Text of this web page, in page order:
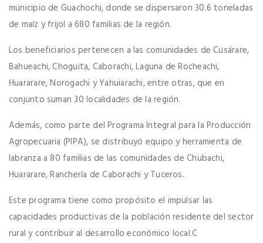
municipio de Guachochi, donde se dispersaron 30.6 toneladas
de maíz y frijol a 680 familias de la región.
Los beneficiarios pertenecen a las comunidades de Cusárare,
Bahueachi, Choguita, Caborachi, Laguna de Rocheachi,
Huararare, Norogachi y Yahuiarachi, entre otras, que en
conjunto suman 30 localidades de la región.
Además, como parte del Programa Integral para la Producción
Agropecuaria (PIPA), se distribuyó equipo y herramienta de
labranza a 80 familias de las comunidades de Chubachi,
Huararare, Ranchería de Caborachi y Tuceros.
Este programa tiene como propósito el impulsar las
capacidades productivas de la población residente del sector
rural y contribuir al desarrollo económico local.C